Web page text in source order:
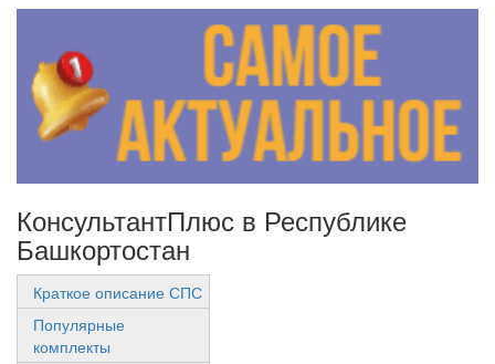
КонсультантПлюс в Республике
Башкортостан
Краткое описание СПС
Популярные
комплекты